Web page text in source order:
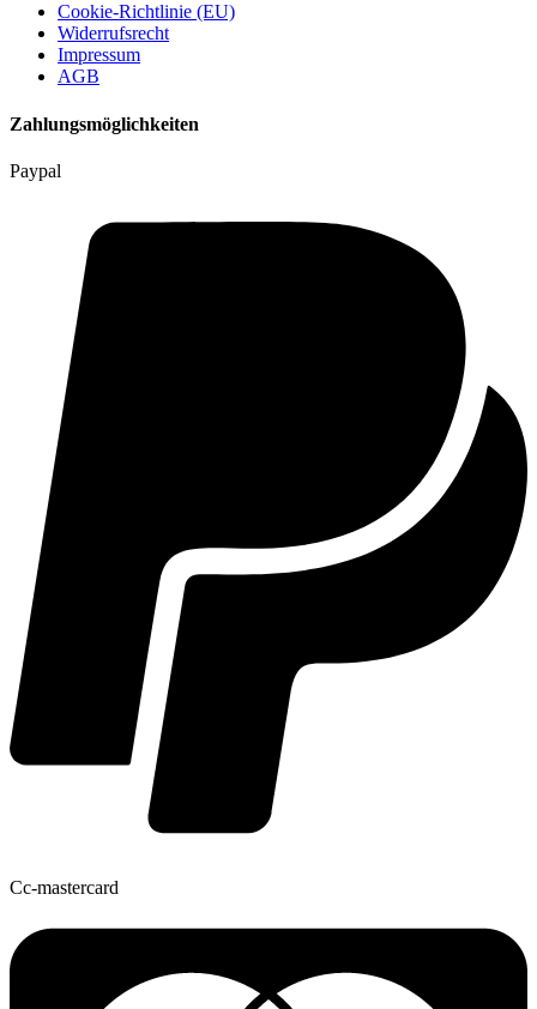
Cookie-Richtlinie (EU)
Widerrufsrecht
Impressum
AGB
Zahlungsmöglichkeiten
Paypal
Cc-mastercard